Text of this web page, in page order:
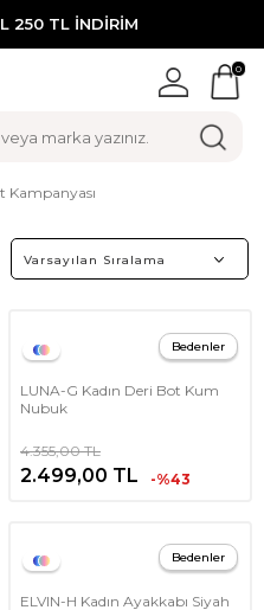
250 TL İNDİRİM
0
Kampanyası
Bedenler
LUNA-G Kadın Deri Bot Kum
Nubuk
4.355,00TL
2.499,00 TL -%43
Bedenler
ELVIN-H Kadın Ayakkabı Siyah